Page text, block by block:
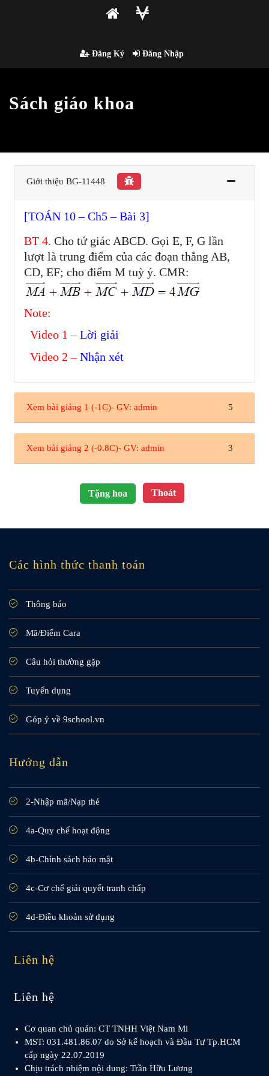
Đăng Ký Đăng Nhập
Sách giáo khoa
Giới thiệu BG-11448
[TOÁN 10 – Ch5 – Bài 3]
BT 4. Cho tứ giác ABCD. Gọi E, F, G lần
lượt là trung điểm của các đoạn thẳng AB,
CD, EF; cho điểm M tuỳ ý. CMR:
Note:
Video 1 –Lời giải
Video 2 –Nhận xét
Xem bài giảng 1 (-1C)- GV: admin 5
Xem bài giảng 2 (-0.8C)- GV: admin 3
Tặng hoa Thoát
Các hình thức thanh toán
Thông báo
Mã/Điểm Cara
Câu hỏi thường gặp
Tuyển dụng
Góp ý về 9school.vn
Hướng dẫn
2-Nhập mã/Nạp thẻ
4a-Quy chế hoạt động
4b-Chính sách bảo mật
4c-Cơ chế giải quyết tranh chấp
4d-Điều khoản sử dụng
Liên hệ
Liên hệ
Cơ quan chủ quản: CT TNHH Việt Nam Mi
MST: 031.481.86.07 do Sở kế hoạch và Đầu Tư Tp.HCM
cấp ngày 22.07.2019
Chịu trách nhiệm nội dung: Trần Hữu Lương